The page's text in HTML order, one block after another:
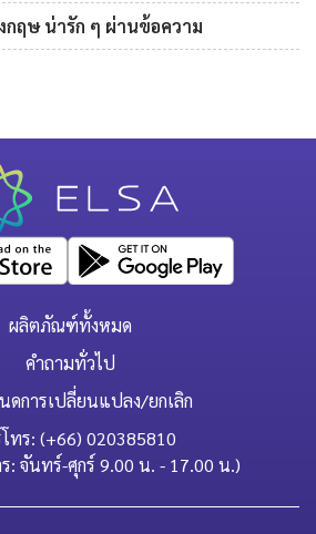
ฤษ น่ารัก ๆ ผ่านข้อความ
ผลิตภัณฑ์ทั้งหมด
คำถามทั่วไป
ดการเปลี่ยนแปลง/ยกเลิก
โทร: (+66) 020385810
: จันทร์-ศุกร์ 9.00 น. - 17.00 น.)